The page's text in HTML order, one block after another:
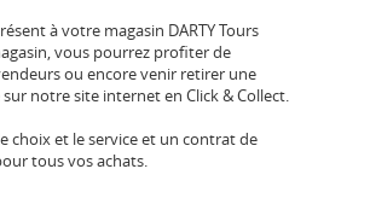
à votre magasin DARTY Tours
vous pourrez profiter de
ou encore venir retirer une
notre site internet en Click & Collect.
choix et le service et un contrat de
tous vos achats.